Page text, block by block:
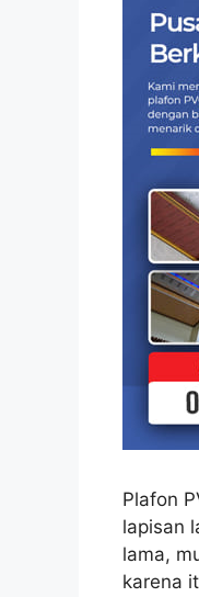
Plafon
lapisan
lama,
karena